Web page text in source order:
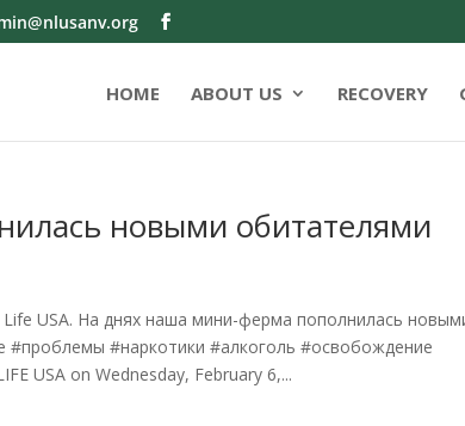
HOME ABOUT US RECOVERY
новыми обитателями
USA. На днях наша мини-ферма пополнилась
#проблемы #наркотики #алкоголь #освобождение
USA on Wednesday, February 6,...